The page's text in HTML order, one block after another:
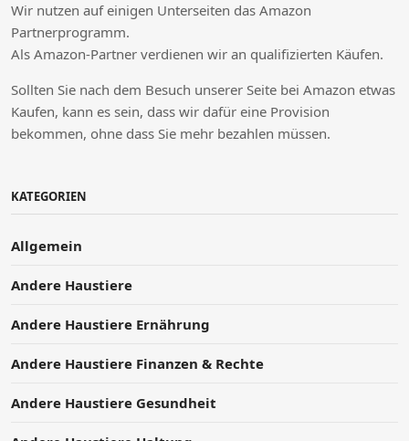
Wir nutzen auf einigen Unterseiten das Amazon
Partnerprogramm.
Als Amazon-Partner verdienen wir an qualifizierten Käufen.
Sollten Sie nach dem Besuch unserer Seite bei Amazon etwas
Kaufen, kann es sein, dass wir dafür eine Provision
bekommen, ohne dass Sie mehr bezahlen müssen.
KATEGORIEN
Allgemein
Andere Haustiere
Andere Haustiere Ernährung
Andere Haustiere Finanzen & Rechte
Andere Haustiere Gesundheit